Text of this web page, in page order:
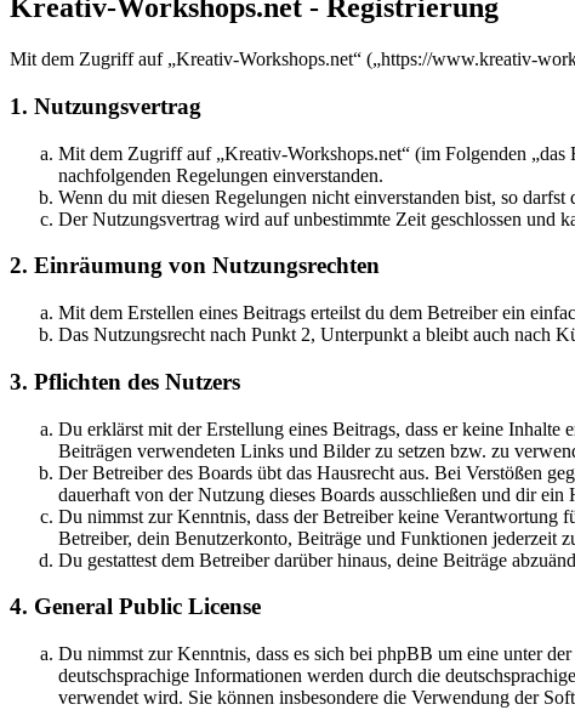
Kreativ-Workshops.net - Registrierung
Mit dem Zugriff auf „Kreativ-Workshops.net“ („https://www.kreativ-
1. Nutzungsvertrag
Mit dem Zugriff auf „Kreativ-Workshops.net“ (im Folgenden
nachfolgenden Regelungen einverstanden.
Wenn du mit diesen Regelungen nicht einverstanden bist, so
Der Nutzungsvertrag wird auf unbestimmte Zeit geschlossen und
2. Einräumung von Nutzungsrechten
Mit dem Erstellen eines Beitrags erteilst du dem Betreiber ein
Das Nutzungsrecht nach Punkt 2, Unterpunkt a bleibt auch nach
3. Pflichten des Nutzers
Du erklärst mit der Erstellung eines Beitrags, dass er keine Inhalte
Beiträgen verwendeten Links und Bilder zu setzen bzw. zu
Der Betreiber des Boards übt das Hausrecht aus. Bei Verstößen
dauerhaft von der Nutzung dieses Boards ausschließen und dir ein
Du nimmst zur Kenntnis, dass der Betreiber keine Verantwortung
Betreiber, dein Benutzerkonto, Beiträge und Funktionen jederzeit
Du gestattest dem Betreiber darüber hinaus, deine Beiträge
4. General Public License
Du nimmst zur Kenntnis, dass es sich bei phpBB um eine unter der
deutschsprachige Informationen werden durch die
verwendet wird. Sie können insbesondere die Verwendung der